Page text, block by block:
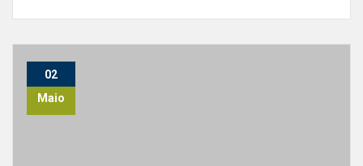
02
Maio